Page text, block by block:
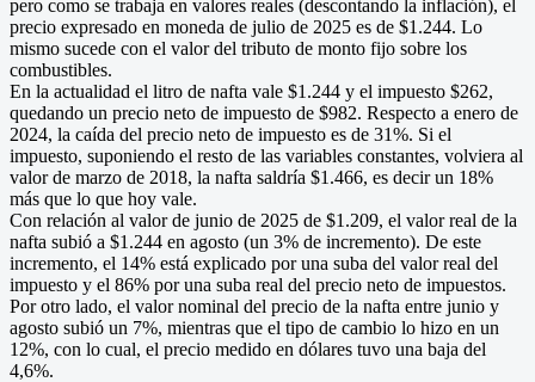
pero como se trabaja en valores reales (descontando la inflación), el
precio expresado en moneda de julio de 2025 es de $1.244. Lo
mismo sucede con el valor del tributo de monto fijo sobre los
combustibles.
En la actualidad el litro de nafta vale $1.244 y el impuesto $262,
quedando un precio neto de impuesto de $982. Respecto a enero de
2024, la caída del precio neto de impuesto es de 31%. Si el
impuesto, suponiendo el resto de las variables constantes, volviera al
valor de marzo de 2018, la nafta saldría $1.466, es decir un 18%
más que lo que hoy vale.
Con relación al valor de junio de 2025 de $1.209, el valor real de la
nafta subió a $1.244 en agosto (un 3% de incremento). De este
incremento, el 14% está explicado por una suba del valor real del
impuesto y el 86% por una suba real del precio neto de impuestos.
Por otro lado, el valor nominal del precio de la nafta entre junio y
agosto subió un 7%, mientras que el tipo de cambio lo hizo en un
12%, con lo cual, el precio medido en dólares tuvo una baja del
4,6%.